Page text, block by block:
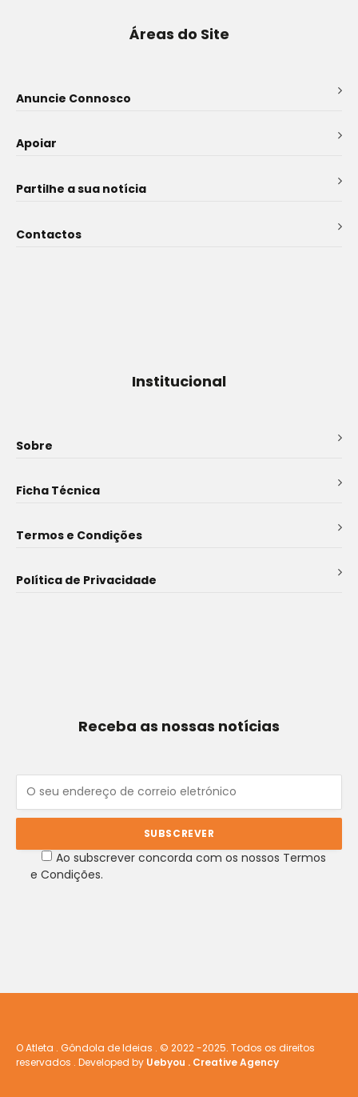
Áreas do Site
Anuncie Connosco
Apoiar
Partilhe a sua notícia
Contactos
Institucional
Sobre
Ficha Técnica
Termos e Condições
Política de Privacidade
Receba as nossas notícias
Ao subscrever concorda com os nossos Termos
e Condições.
O Atleta . Gôndola de Ideias . © 2022 -2025. Todos os direitos
reservados . Developed by Uebyou . Creative Agency